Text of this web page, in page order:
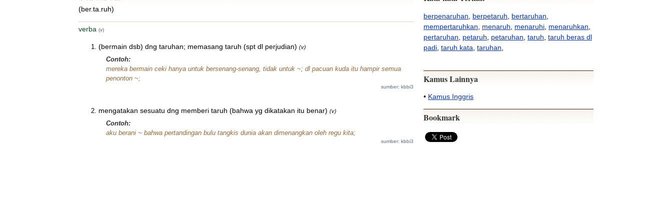
(ber.ta.ruh)
verba (v)
(bermain dsb) dng taruhan; memasang taruh (spt dl perjudian) (v)
Contoh:
mereka bermain ceki hanya untuk bersenang-senang, tidak untuk ~; dl pacuan kuda itu hampir semua
penonton ~;
sumber: kbbi3
mengatakan sesuatu dng memberi taruh (bahwa yg dikatakan itu benar) (v)
Contoh:
aku berani ~ bahwa pertandingan bulu tangkis dunia akan dimenangkan oleh regu kita;
sumber: kbbi3
berpenaruhan berpetaruh bertaruhan
mempertaruhkan
menaruh menaruhi menaruhkan
pertaruhan
petaruh petaruhan taruh taruh beras dl
padi taruh kata taruhan
Kamus Lainnya
• Kamus Inggris
Bookmark